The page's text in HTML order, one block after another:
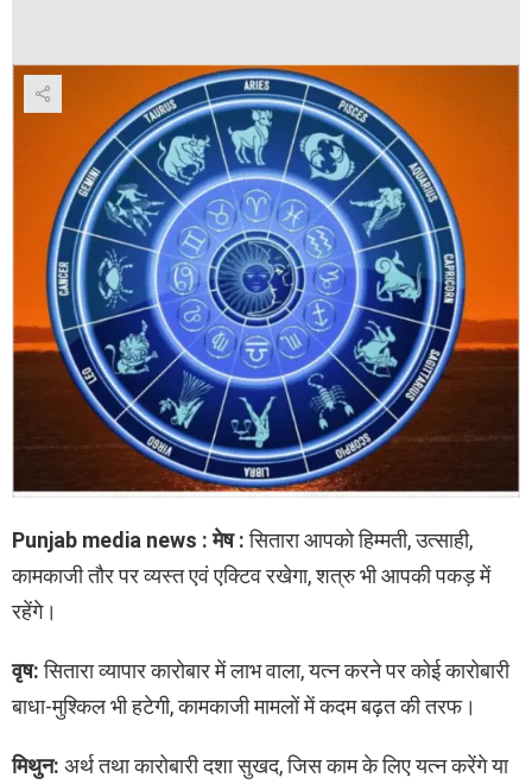
Punjab media news : मेष :सितारा आपको हिम्मती, उत्साही,
कामकाजी तौर पर व्यस्त एवं एक्टिव रखेगा, शत्रु भी आपकी पकड़ में
रहेंगे।
वृष:सितारा व्यापार कारोबार में लाभ वाला, यत्न करने पर कोई कारोबारी
बाधा-मुश्किल भी हटेगी, कामकाजी मामलों में कदम बढ़त की तरफ।
मिथुन: अर्थ तथा कारोबारी दशा सुखद, जिस काम के लिए यत्न करेंगे या